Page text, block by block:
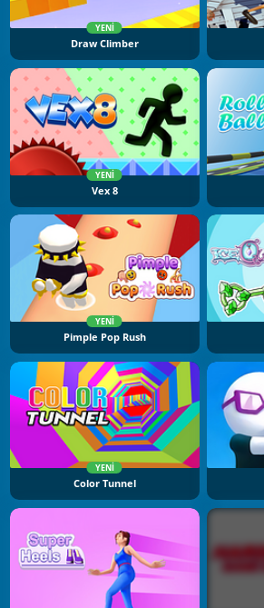
YENI
Draw Climber
YENI
Vex 8
YENI
Pimple Pop Rush
YENI
Color Tunnel